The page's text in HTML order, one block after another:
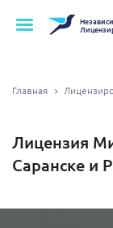
Главная
Лицензия
Саранске и